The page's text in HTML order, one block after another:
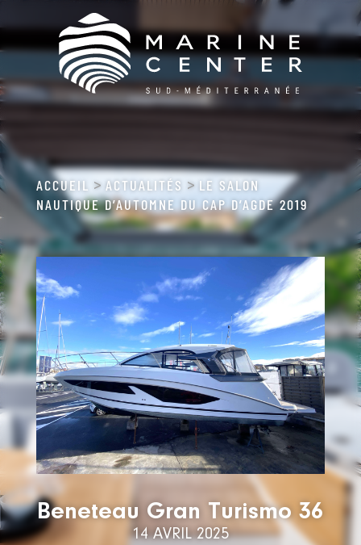
ACCUEIL > ACTUALITÉS > LE SALON
NAUTIQUE D’AUTOMNE DU CAP D’AGDE 2019
Beneteau Gran Turismo 36
14 AVRIL 2025